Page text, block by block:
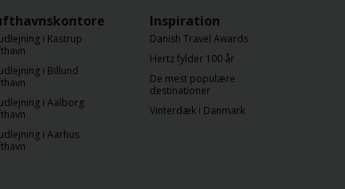
i Kastrup
i Billund
i Aalborg
i Aarhus
Inspiration
Danish Travel Awards
Hertz fylder 100 år
De mest populære
destinationer
Vinterdæk i Danmark